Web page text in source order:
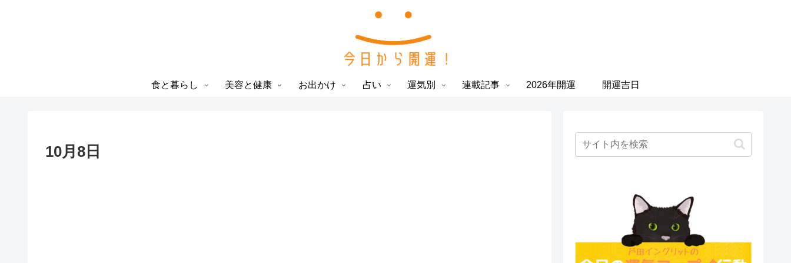
食と暮らし 美容と健康 お出かけ 占い 運気別 連載記事 2026年開運 開運吉日
10月8日